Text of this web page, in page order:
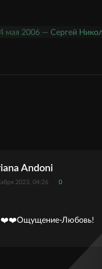
Andoni
2023, 04:26 0
Любовь!